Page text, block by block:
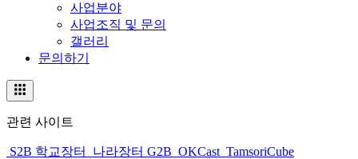
사업분야
사업조직 및 문의
갤러리
문의하기
관련 사이트
S2B 학교장터 나라장터 G2B OKCast TamsoriCube